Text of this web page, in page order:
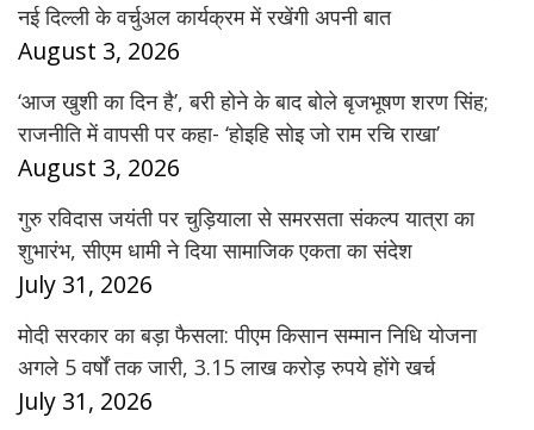
नई दिल्ली के वर्चुअल कार्यक्रम में रखेंगी अपनी बात
August 3, 2026
‘आज खुशी का दिन है’, बरी होने के बाद बोले बृजभूषण शरण सिंह;
राजनीति में वापसी पर कहा- ‘होइहि सोइ जो राम रचि राखा’
August 3, 2026
गुरु रविदास जयंती पर चुड़ियाला से समरसता संकल्प यात्रा का
शुभारंभ, सीएम धामी ने दिया सामाजिक एकता का संदेश
July 31, 2026
मोदी सरकार का बड़ा फैसला: पीएम किसान सम्मान निधि योजना
अगले 5 वर्षों तक जारी, 3.15 लाख करोड़ रुपये होंगे खर्च
July 31, 2026